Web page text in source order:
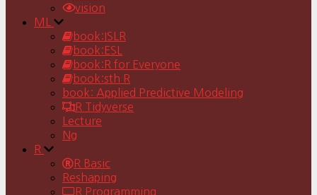
vision
ML
book:ISLR
book:ESL
book:R for Everyone
book:sth R
book: Applied Predictive Modeling
R Tidyverse
Lecture
Ng
R
R Basic
Reshaping
R Programming